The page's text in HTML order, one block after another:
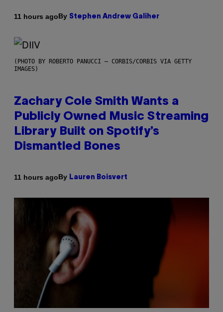
11 hours agoBy Stephen Andrew Galiher
(PHOTO BY ROBERTO PANUCCI – CORBIS/CORBIS VIA GETTY
IMAGES)
Zachary Cole Smith Wants a
Publicly Owned Music Streaming
Library Built on Spotify’s
Dismantled Bones
11 hours agoBy Lauren Boisvert